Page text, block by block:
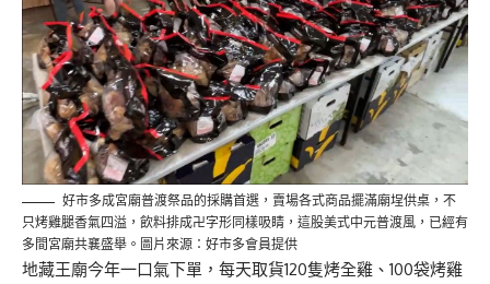
好市多成宮廟普渡祭品的採購首選，賣場各式商品擺滿廟埕供桌，不
只烤雞腿香氣四溢，飲料排成卍字形同樣吸睛，這股美式中元普渡風，已經有
多間宮廟共襄盛舉。圖片來源：好市多會員提供
地藏王廟今年一口氣下單，每天取貨120隻烤全雞、100袋烤雞